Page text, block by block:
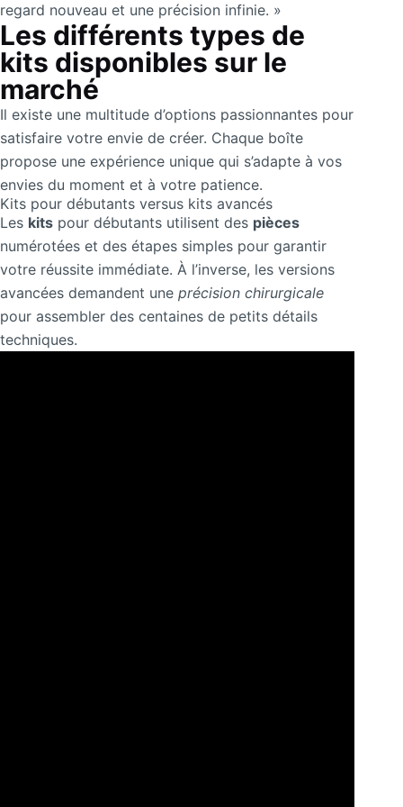
regard nouveau et une précision infinie. »
Les différents types de
kits disponibles sur le
marché
Il existe une multitude d’options passionnantes pour
satisfaire votre envie de créer. Chaque boîte
propose une expérience unique qui s’adapte à vos
envies du moment et à votre patience.
Kits pour débutants versus kits avancés
Les kits pour débutants utilisent des pièces
numérotées et des étapes simples pour garantir
votre réussite immédiate. À l’inverse, les versions
avancées demandent une précision chirurgicale
pour assembler des centaines de petits détails
techniques.